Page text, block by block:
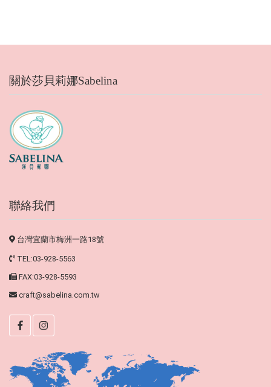
關於莎貝莉娜Sabelina
聯絡我們
台灣宜蘭市梅洲一路18號
TEL:03-928-5563
FAX:03-928-5593
craft@sabelina.com.tw